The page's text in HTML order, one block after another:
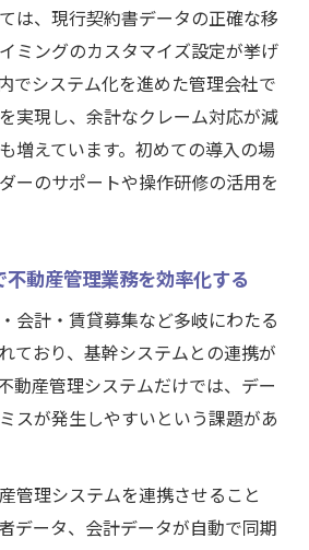
は、現行契約書データの正確な移
ミングのカスタマイズ設定が挙げ
でシステム化を進めた管理会社で
実現し、余計なクレーム対応が減
増えています。初めての導入の場
ーのサポートや操作研修の活用を
動産管理業務を効率化する
会計・賃貸募集など多岐にわたる
ており、基幹システムとの連携が
動産管理システムだけでは、デー
スが発生しやすいという課題があ
管理システムを連携させること
データ、会計データが自動で同期